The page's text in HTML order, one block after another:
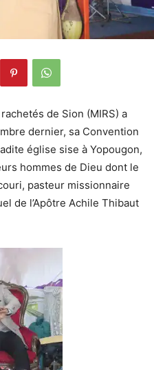
de Sion (MIRS) a
dernier, sa Convention
église sise à Yopougon,
hommes de Dieu dont le
pasteur missionnaire
de l’Apôtre Achile Thibaut